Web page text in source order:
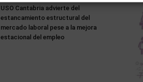
USO Cantabria advierte del
estancamiento estructural del
mercado laboral pese a la mejora
estacional del empleo